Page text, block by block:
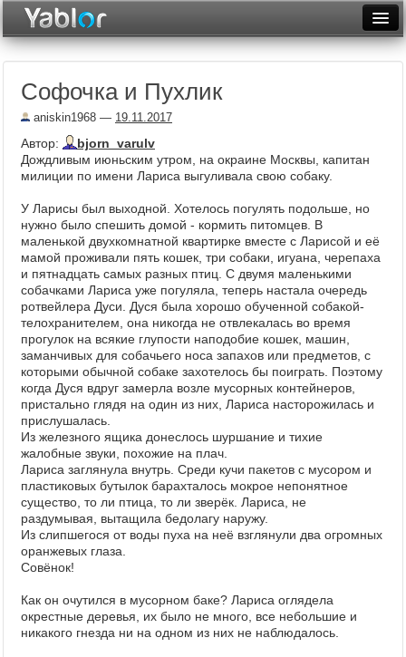
Неделя
Рейтинги
Фототоп
Видеотоп
Софочка и Пухлик
aniskin1968 — 19.11.2017
Автор:
bjorn_varulv
Дождливым июньским утром, на окраине Москвы, капитан
милиции по имени Лариса выгуливала свою собаку.
У Ларисы был выходной. Хотелось погулять подольше, но
нужно было спешить домой - кормить питомцев. В
маленькой двухкомнатной квартирке вместе с Ларисой и её
мамой проживали пять кошек, три собаки, игуана, черепаха
и пятнадцать самых разных птиц. С двумя маленькими
собачками Лариса уже погуляла, теперь настала очередь
ротвейлера Дуси. Дуся была хорошо обученной собакой-
телохранителем, она никогда не отвлекалась во время
прогулок на всякие глупости наподобие кошек, машин,
заманчивых для собачьего носа запахов или предметов, с
которыми обычной собаке захотелось бы поиграть. Поэтому
когда Дуся вдруг замерла возле мусорных контейнеров,
пристально глядя на один из них, Лариса насторожилась и
прислушалась.
Из железного ящика донеслось шуршание и тихие
жалобные звуки, похожие на плач.
Лариса заглянула внутрь. Среди кучи пакетов с мусором и
пластиковых бутылок барахталось мокрое непонятное
существо, то ли птица, то ли зверёк. Лариса, не
раздумывая, вытащила бедолагу наружу.
Из слипшегося от воды пуха на неё взглянули два огромных
оранжевых глаза.
Совёнок!
Как он очутился в мусорном баке? Лариса оглядела
окрестные деревья, их было не много, все небольшие и
никакого гнезда ни на одном из них не наблюдалось.